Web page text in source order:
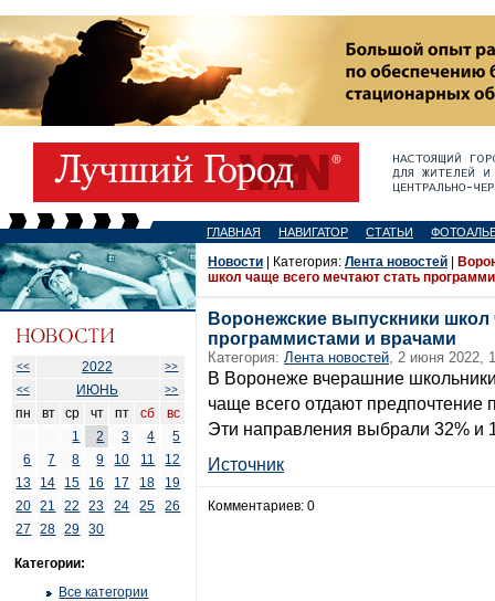
ГЛАВНАЯ НАВИГАТОР СТАТЬИ
<< 2022
>>
<<
ИЮНЬ >>
пн вт ср чт пт сб
вс
1
2 3 4
5
6
7 8 9 10 11
12
13
14 15 16 17 18
19
20
21 22 23 24 25
26
27
28 29 30
Категории:
Все категории
Новости | Категория: Лента новостей
школ чаще всего мечтают стать
Воронежские выпускники школ
программистами и врачами
Категория: Лента новостей, 2 июня 2022,
В Воронеже вчерашние
чаще всего отдают
Эти направления выбрали 32% и
Источник
Комментариев: 0